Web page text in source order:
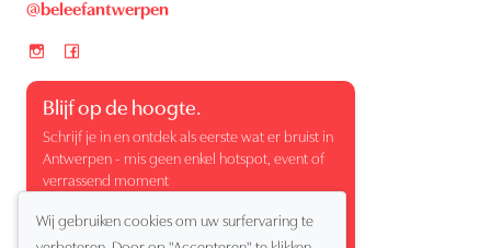
@beleefantwerpen
Blijf op de hoogte.
Schrijf je in en ontdek als eerste wat er bruist in
Antwerpen - mis geen enkel hotspot, event of
verrassend moment
Wij gebruiken cookies om uw surfervaring te